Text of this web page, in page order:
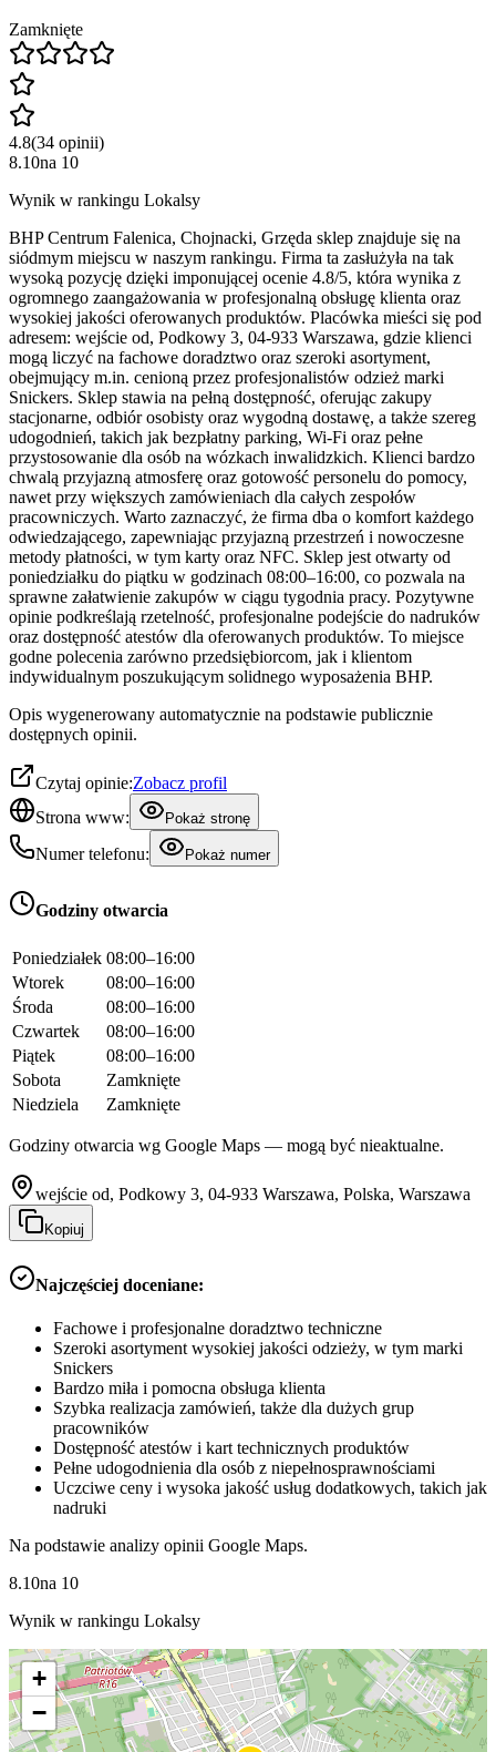
Zamknięte
4.8(34 opinii)
8.10na 10
Wynik w rankingu Lokalsy
BHP Centrum Falenica, Chojnacki, Grzęda sklep znajduje się na
siódmym miejscu w naszym rankingu. Firma ta zasłużyła na tak
wysoką pozycję dzięki imponującej ocenie 4.8/5, która wynika z
ogromnego zaangażowania w profesjonalną obsługę klienta oraz
wysokiej jakości oferowanych produktów. Placówka mieści się pod
adresem: wejście od, Podkowy 3, 04-933 Warszawa, gdzie klienci
mogą liczyć na fachowe doradztwo oraz szeroki asortyment,
obejmujący m.in. cenioną przez profesjonalistów odzież marki
Snickers. Sklep stawia na pełną dostępność, oferując zakupy
stacjonarne, odbiór osobisty oraz wygodną dostawę, a także szereg
udogodnień, takich jak bezpłatny parking, Wi-Fi oraz pełne
przystosowanie dla osób na wózkach inwalidzkich. Klienci bardzo
chwalą przyjazną atmosferę oraz gotowość personelu do pomocy,
nawet przy większych zamówieniach dla całych zespołów
pracowniczych. Warto zaznaczyć, że firma dba o komfort każdego
odwiedzającego, zapewniając przyjazną przestrzeń i nowoczesne
metody płatności, w tym karty oraz NFC. Sklep jest otwarty od
poniedziałku do piątku w godzinach 08:00–16:00, co pozwala na
sprawne załatwienie zakupów w ciągu tygodnia pracy. Pozytywne
opinie podkreślają rzetelność, profesjonalne podejście do nadruków
oraz dostępność atestów dla oferowanych produktów. To miejsce
godne polecenia zarówno przedsiębiorcom, jak i klientom
indywidualnym poszukującym solidnego wyposażenia BHP.
Opis wygenerowany automatycznie na podstawie publicznie
dostępnych opinii.
Czytaj opinie:Zobacz profil
Strona www:
Pokaż stronę
Numer telefonu: Pokaż numer
Godziny otwarcia
Poniedziałek 08:00–16:00
Wtorek
08:00–16:00
Środa
08:00–16:00
Czwartek
08:00–16:00
Piątek
08:00–16:00
Sobota
Zamknięte
Niedziela
Zamknięte
Godziny otwarcia wg Google Maps — mogą być nieaktualne.
wejście od, Podkowy 3, 04-933 Warszawa, Polska, Warszawa
Kopiuj
Najczęściej doceniane:
Fachowe i profesjonalne doradztwo techniczne
Szeroki asortyment wysokiej jakości odzieży, w tym marki
Snickers
Bardzo miła i pomocna obsługa klienta
Szybka realizacja zamówień, także dla dużych grup
pracowników
Dostępność atestów i kart technicznych produktów
Pełne udogodnienia dla osób z niepełnosprawnościami
Uczciwe ceny i wysoka jakość usług dodatkowych, takich jak
nadruki
Na podstawie analizy opinii Google Maps.
8.10na 10
Wynik w rankingu Lokalsy
+
−